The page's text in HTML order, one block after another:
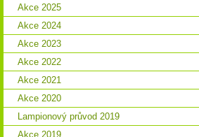
Akce 2025
Akce 2024
Akce 2023
Akce 2022
Akce 2021
Akce 2020
Lampionový průvod 2019
Akce 2019